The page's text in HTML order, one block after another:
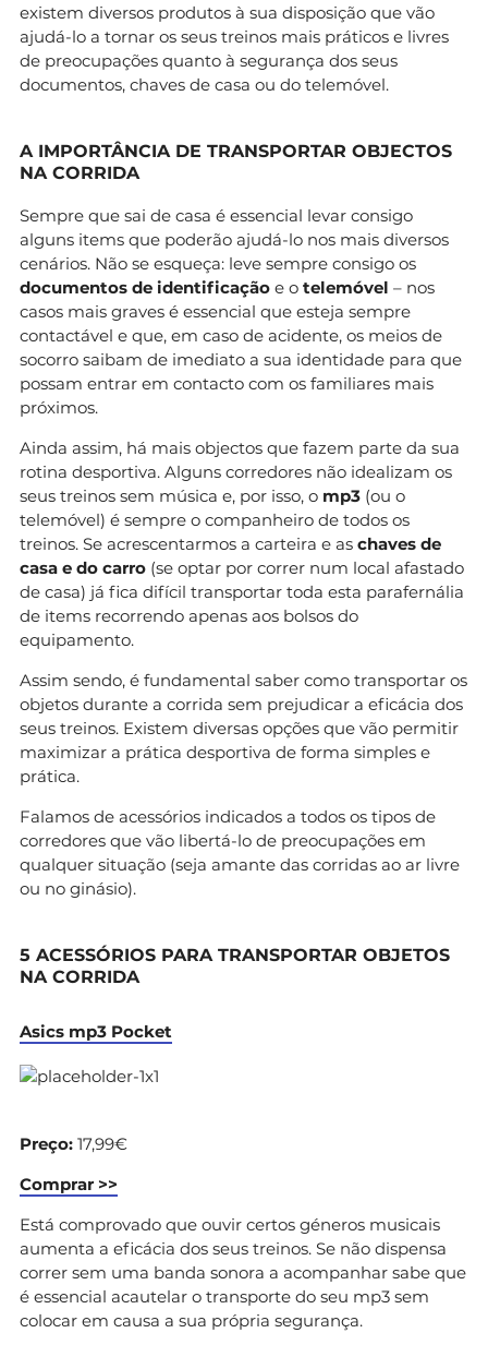
existem diversos produtos à sua disposição que vão
ajudá-lo a tornar os seus treinos mais práticos e livres
de preocupações quanto à segurança dos seus
documentos, chaves de casa ou do telemóvel.
A IMPORTÂNCIA DE TRANSPORTAR OBJECTOS
NA CORRIDA
Sempre que sai de casa é essencial levar consigo
alguns items que poderão ajudá-lo nos mais diversos
cenários. Não se esqueça: leve sempre consigo os
documentos de identificação e o telemóvel – nos
casos mais graves é essencial que esteja sempre
contactável e que, em caso de acidente, os meios de
socorro saibam de imediato a sua identidade para que
possam entrar em contacto com os familiares mais
próximos.
Ainda assim, há mais objectos que fazem parte da sua
rotina desportiva. Alguns corredores não idealizam os
seus treinos sem música e, por isso, o mp3 (ou o
telemóvel) é sempre o companheiro de todos os
treinos. Se acrescentarmos a carteira e as chaves de
casa e do carro (se optar por correr num local afastado
de casa) já fica difícil transportar toda esta parafernália
de items recorrendo apenas aos bolsos do
equipamento.
Assim sendo, é fundamental saber como transportar os
objetos durante a corrida sem prejudicar a eficácia dos
seus treinos. Existem diversas opções que vão permitir
maximizar a prática desportiva de forma simples e
prática.
Falamos de acessórios indicados a todos os tipos de
corredores que vão libertá-lo de preocupações em
qualquer situação (seja amante das corridas ao ar livre
ou no ginásio).
5 ACESSÓRIOS PARA TRANSPORTAR OBJETOS
NA CORRIDA
Asics mp3 Pocket
Preço: 17,99€
Comprar >>
Está comprovado que ouvir certos géneros musicais
aumenta a eficácia dos seus treinos. Se não dispensa
correr sem uma banda sonora a acompanhar sabe que
é essencial acautelar o transporte do seu mp3 sem
colocar em causa a sua própria segurança.